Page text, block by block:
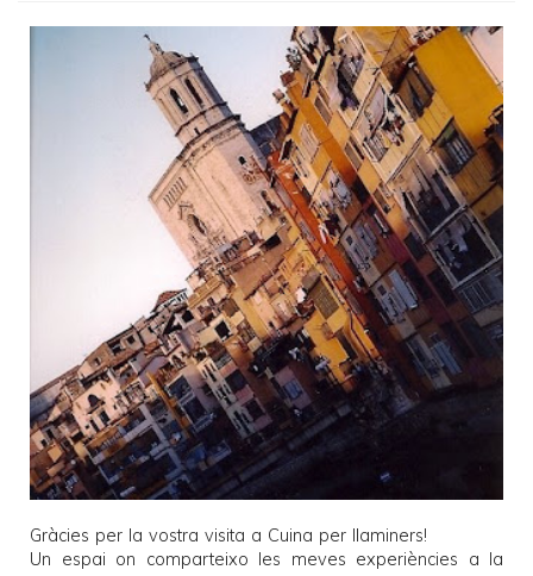
Gràcies per la vostra visita a Cuina per llaminers!
Un espai on comparteixo les meves experiències a la